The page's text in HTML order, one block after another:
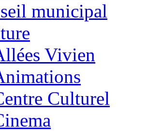
municipal
Vivien
Culturel